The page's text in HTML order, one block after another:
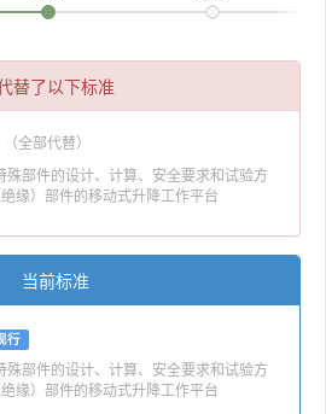
替了以下标准
（全部代替）
部件的设计、计算、安全要求和试验方
缘）部件的移动式升降工作平台
当前标准
行
部件的设计、计算、安全要求和试验方
缘）部件的移动式升降工作平台